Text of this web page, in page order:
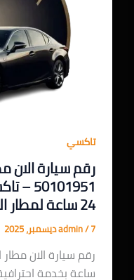
تاكسي
رقم سيارة الان
24 ساعة لمطار الكويت
admin/7 ديسمبر، 2025